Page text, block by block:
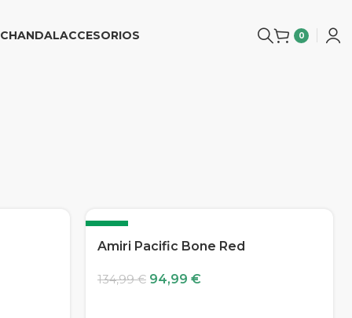
CHANDALACCESORIOS 0
-30%
Amiri Pacific Bone Red
134,99€ 94,99 €